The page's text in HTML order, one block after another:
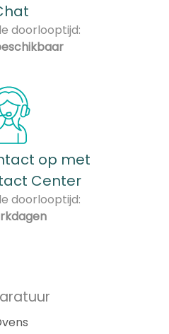
doorlooptijd:
op met
Center
doorlooptijd: